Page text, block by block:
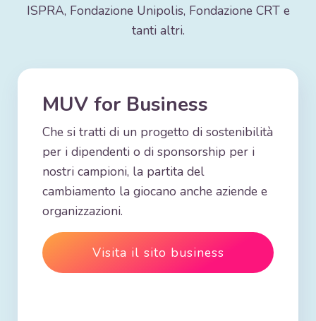
ISPRA, Fondazione Unipolis, Fondazione CRT e
tanti altri.
MUV for Business
Che si tratti di un progetto di sostenibilità
per i dipendenti o di sponsorship per i
nostri campioni, la partita del
cambiamento la giocano anche aziende e
organizzazioni.
Visita il sito business